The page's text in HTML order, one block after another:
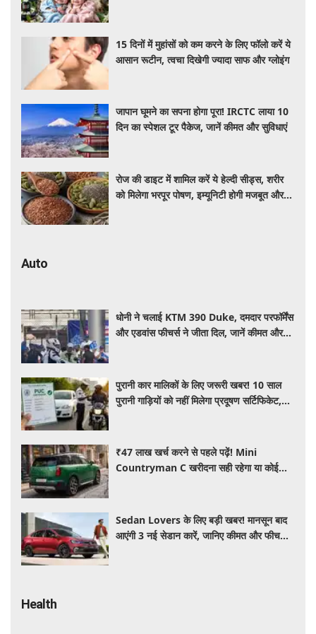
15 दिनों में मुहांसों को कम करने के लिए फॉलो करें ये
आसान रूटीन, त्वचा दिखेगी ज्यादा साफ और ग्लोइंग
जापान घूमने का सपना होगा पूरा! IRCTC लाया 10
दिन का स्पेशल टूर पैकेज, जानें कीमत और सुविधाएं
रोज की डाइट में शामिल करें ये हेल्दी सीड्स, शरीर
को मिलेगा भरपूर पोषण, इम्यूनिटी होगी मजबूत और
Auto
धोनी ने चलाई KTM 390 Duke, दमदार परफॉर्मेंस
और एडवांस फीचर्स ने जीता दिल, जानें कीमत और
पुरानी कार मालिकों के लिए जरूरी खबर! 10 साल
पुरानी गाड़ियों को नहीं मिलेगा प्रदूषण सर्टिफिकेट,
₹47 लाख खर्च करने से पहले पढ़ें! Mini
Countryman C खरीदना सही रहेगा या कोई
Sedan Lovers के लिए बड़ी खबर! मानसून बाद
आएंगी 3 नई सेडान कारें, जानिए कीमत और फीचर्स
Health